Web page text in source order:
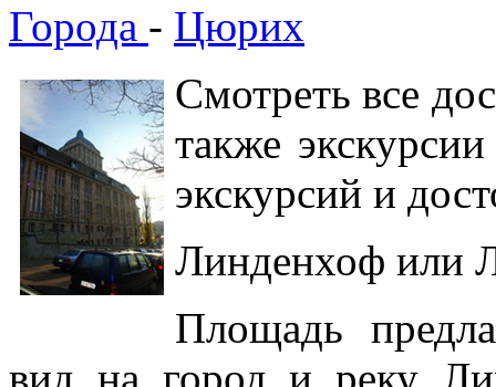
Города - Цюрих
Смотреть все
также
экскурсий и
Линденхоф или
Площадь
вид на город и реку